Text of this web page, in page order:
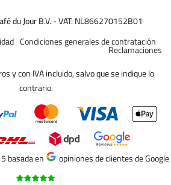
du Jour B.V. - VAT: NL866270152B01
Condiciones generales de contratación
Reclamaciones
y con IVA incluido, salvo que se indique lo
contrario.
basada en opiniones de clientes de Google